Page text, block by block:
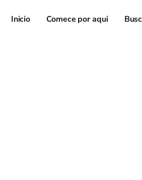
Inicio Comece por aqui